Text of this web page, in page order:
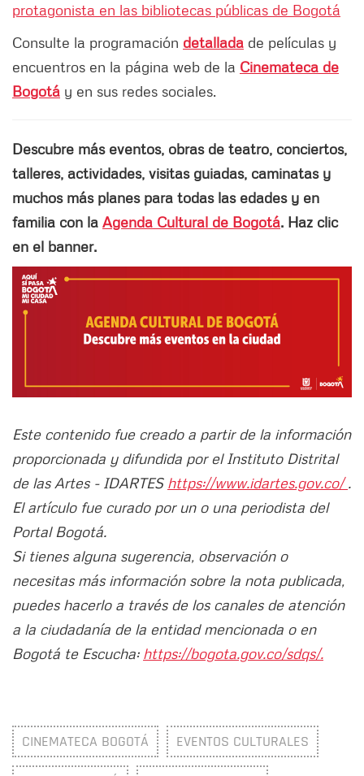
protagonista en las bibliotecas públicas de Bogotá
Consulte la programación detallada de películas y
encuentros en la página web de la Cinemateca de
Bogotá y en sus redes sociales.
Descubre más eventos, obras de teatro, conciertos,
talleres, actividades, visitas guiadas, caminatas y
muchos más planes para todas las edades y en
familia con la Agenda Cultural de Bogotá. Haz clic
en el banner.
Este contenido fue creado a partir de la información
proporcionada y difundida por el Instituto Distrital
de las Artes - IDARTES https://www.idartes.gov.co/.
El artículo fue curado por un o una periodista del
Portal Bogotá.
Si tienes alguna sugerencia, observación o
necesitas más información sobre la nota publicada,
puedes hacerlo a través de los canales de atención
a la ciudadanía de la entidad mencionada o en
Bogotá te Escucha: https://bogota.gov.co/sdqs/.
CINEMATECA BOGOTÁ EVENTOS CULTURALES